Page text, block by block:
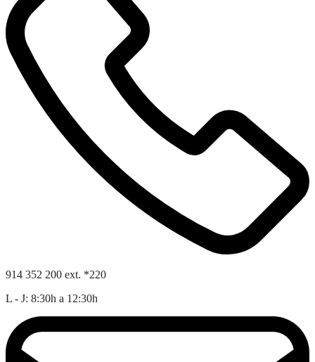
914 352 200 ext. *220
L - J: 8:30h a 12:30h